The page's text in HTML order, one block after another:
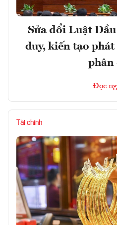
Sửa đổi Luật
duy, kiến tạo
phân
Đọc
Tài chính